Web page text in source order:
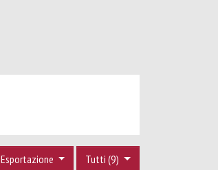
Tutti (9)
Esportazione